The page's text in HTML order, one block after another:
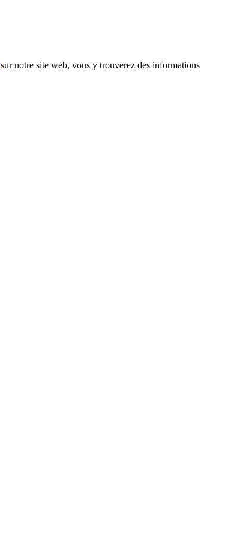
sur notre site web, vous y trouverez des informations